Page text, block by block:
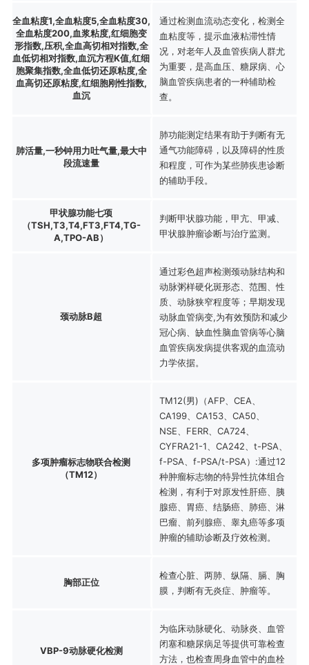
全血粘度1,全血粘度5,全血粘度30,
全血粘度200,血浆粘度,红细胞变
形指数,压积,全血高切相对指数,全
血低切相对指数,血沉方程K值,红细
胞聚集指数,全血低切还原粘度,全
血高切还原粘度,红细胞刚性指数,
血沉
通过检测血流动态变化，检测全
血粘度等，提示血液粘滞性情
况，对老年人及血管疾病人群尤
为重要，是高血压、糖尿病、心
脑血管疾病患者的一种辅助检
查。
肺活量,一秒钟用力吐气量,最大中
段流速量
肺功能测定结果有助于判断有无
通气功能障碍，以及障碍的性质
和程度，可作为某些肺疾患诊断
的辅助手段。
甲状腺功能七项
（TSH,T3,T4,FT3,FT4,TG-
A,TPO-AB）
判断甲状腺功能，甲亢、甲减、
甲状腺肿瘤诊断与治疗监测。
颈动脉B超
通过彩色超声检测颈动脉结构和
动脉粥样硬化斑形态、范围、性
质、动脉狭窄程度等；早期发现
动脉血管病变,为有效预防和减少
冠心病、缺血性脑血管病等心脑
血管疾病发病提供客观的血流动
力学依据。
多项肿瘤标志物联合检测
（TM12）
TM12(男)（AFP、CEA、
CA199、CA153、CA50、
NSE、FERR、CA724、
CYFRA21-1、CA242、t-PSA、
f-PSA、f-PSA/t-PSA）:通过12
种肿瘤标志物的特异性抗体组合
检测，有利于对原发性肝癌、胰
腺癌、胃癌、结肠癌、肺癌、淋
巴瘤、前列腺癌、睾丸癌等多项
肿瘤的辅助诊断及疗效检测。
胸部正位
检查心脏、两肺、纵隔、膈、胸
膜，判断有无炎症、肿瘤等。
VBP-9动脉硬化检测
为临床动脉硬化、动脉炎、血管
闭塞和糖尿病足等提供可靠检查
方法，也检查周身血管中的血栓